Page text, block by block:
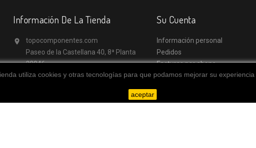
Información De La Tienda

topocomponentes.com
Paseo de la Castellana 40, 8ª Planta
28046
Madrid
info@topocomponentes.com
Su Cuenta
Información personal
Pedidos
Facturas por abono
Direcciones
utiliza cookies y otras tecnologías para que podamos mejorar su experiencia
aceptar